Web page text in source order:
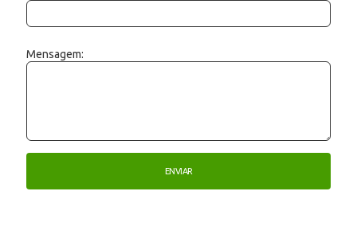
Mensagem: